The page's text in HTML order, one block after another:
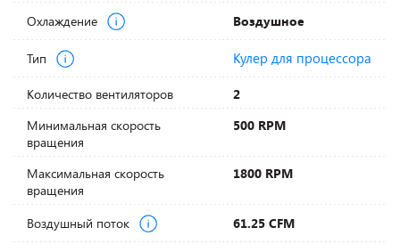
Охлаждение Воздушное
Тип Кулер для процессора
Количество вентиляторов
2
Минимальная скорость
вращения
500 RPM
Максимальная скорость
вращения
1800 RPM
Воздушный поток 61.25 CFM